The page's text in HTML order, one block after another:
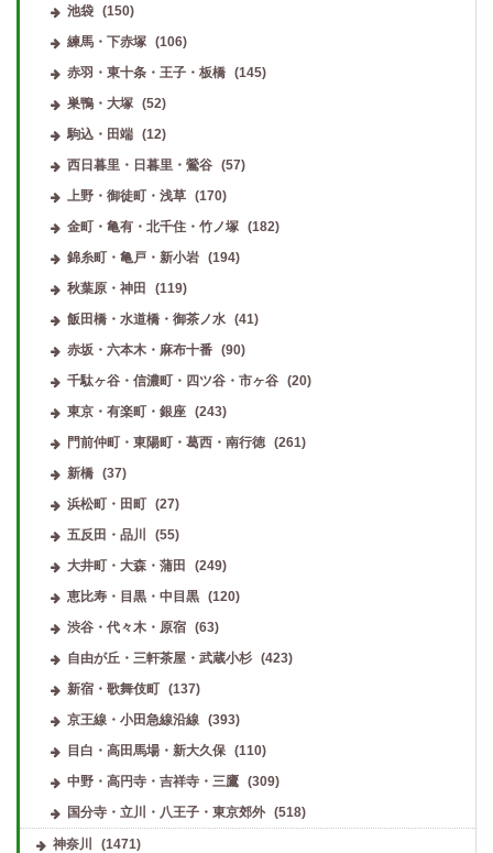
池袋
(150)
練馬・下赤塚
(106)
赤羽・東十条・王子・板橋
(145)
巣鴨・大塚
(52)
駒込・田端
(12)
西日暮里・日暮里・鶯谷
(57)
上野・御徒町・浅草
(170)
金町・亀有・北千住・竹ノ塚
(182)
錦糸町・亀戸・新小岩
(194)
秋葉原・神田
(119)
飯田橋・水道橋・御茶ノ水
(41)
赤坂・六本木・麻布十番
(90)
千駄ヶ谷・信濃町・四ツ谷・市ヶ谷
(20)
東京・有楽町・銀座
(243)
門前仲町・東陽町・葛西・南行徳
(261)
新橋
(37)
浜松町・田町
(27)
五反田・品川
(55)
大井町・大森・蒲田
(249)
恵比寿・目黒・中目黒
(120)
渋谷・代々木・原宿
(63)
自由が丘・三軒茶屋・武蔵小杉
(423)
新宿・歌舞伎町
(137)
京王線・小田急線沿線
(393)
目白・高田馬場・新大久保
(110)
中野・高円寺・吉祥寺・三鷹
(309)
国分寺・立川・八王子・東京郊外
(518)
神奈川
(1471)